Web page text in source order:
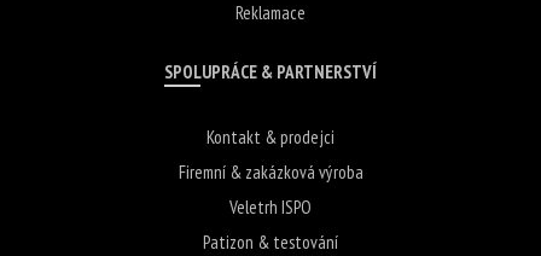
Reklamace
SPOLUPRÁCE & PARTNERSTVÍ
Kontakt & prodejci
Firemní & zakázková výroba
Veletrh ISPO
Patizon & testování